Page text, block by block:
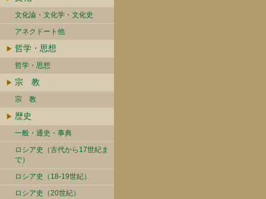
文化論・文化学・文化史
アネクドート他
哲学・思想
哲学・思想
宗 教
宗 教
歴史
一般・通史・事典
ロシア史（古代から17世紀ま
で）
ロシア史（18-19世紀）
ロシア史（20世紀）